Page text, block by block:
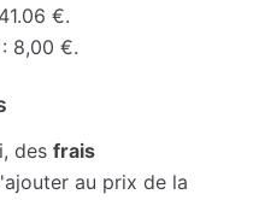
€.
8,00 €.
desfrais
au prix de la